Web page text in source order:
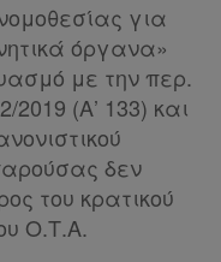
για
όργανα»
με την περ.
2019 (Α’ 133) και
δεν
του κρατικού
Ο.Τ.Α.